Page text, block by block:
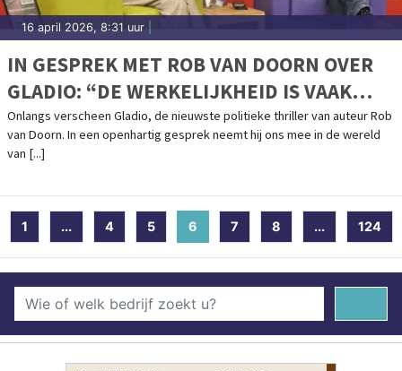
16 april 2026, 8:31 uur
IN GESPREK MET ROB VAN DOORN OVER
GLADIO: “DE WERKELIJKHEID IS VAAK
HARDER DAN FICTIE”
Onlangs verscheen Gladio, de nieuwste politieke thriller van auteur Rob
van Doorn. In een openhartig gesprek neemt hij ons mee in de wereld
van [...]
1 ... 4 5 6 (current)
7 8 ... 124